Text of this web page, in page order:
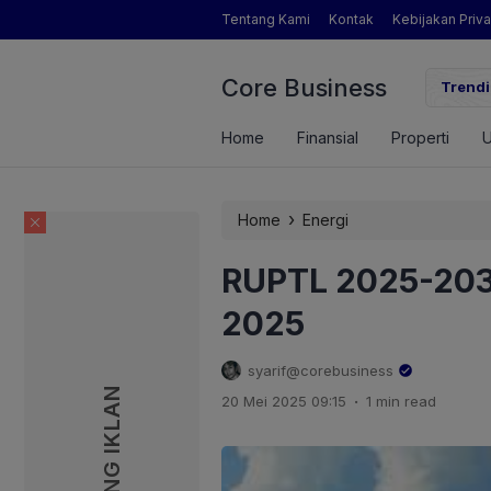
Tentang Kami Kontak Kebijakan
Core Business
Pertanian yang Dimaksud Mentan Amran?
Home Finansial Properti
Home › Energi
RUPTL 2025-
2025
syarif@corebusiness
20 Mei 2025 09:15 . 1 min read